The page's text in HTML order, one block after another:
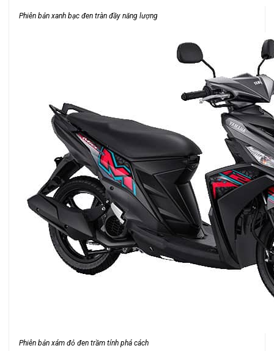
Phiên bản xanh bạc đen tràn đầy năng lượng
Phiên bản xám đỏ đen trầm tính phá cách